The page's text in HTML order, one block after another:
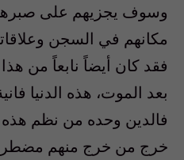
وسوف يجزيهم على
مكانهم في السجن
فقد كان أيضاً نابعاً من
بعد الموت، هذه الدنيا
فالدين وحده من نظم هذه
خرج من خرج منهم مضطرباً